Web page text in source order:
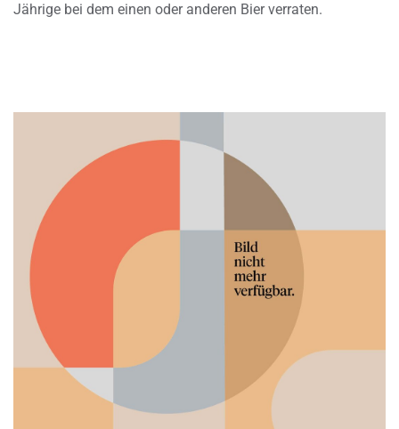
Jährige bei dem einen oder anderen Bier verraten.